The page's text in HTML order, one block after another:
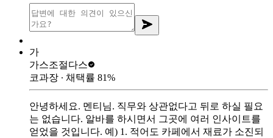
가
가스조절다스
코과장 ∙ 채택률 81%
안녕하세요. 멘티님. 직무와 상관없다고 뒤로 하실 필요
는 없습니다. 알바를 하시면서 그곳에 여러 인사이트를
얻었을 것입니다. 예) 1. 적어도 카페에서 재료가 소진되